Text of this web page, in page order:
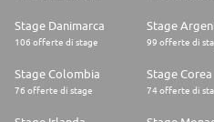
Stage Danimarca
106 offerte di stage
Stage
99 offerte di
Stage Colombia
76 offerte di stage
Stage Corea
74 offerte di